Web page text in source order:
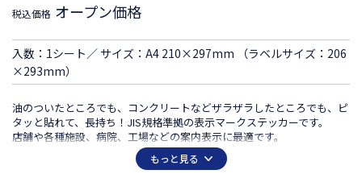
税込価格 オープン価格
入数：1シート／ サイズ：A4 210×297mm （ラベルサイズ：206
×293mm）
油のついたところでも、コンクリートなどザラザラしたところでも、ピ
タッと貼れて、長持ち！JIS規格準拠の表示マークステッカーです。
店舗や各種施設、病院、工場などの案内表示に最適です。
英語、中国語、韓国語に対応。
水・光・温度変化に強く、破れにくく、屋外での使用にも適していま
もっと見る